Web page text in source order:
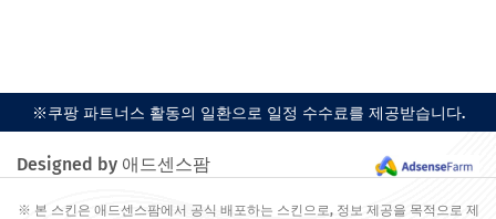
※쿠팡 파트너스 활동의 일환으로 일정 수수료를 제공받습니다.
Designed by 애드센스팜
※ 본 스킨은 애드센스팜에서 공식 배포하는 스킨으로, 정보 제공을 목적으로 제